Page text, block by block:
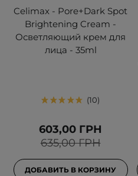
Celimax - Pore+Dark Spot
Brightening Cream -
Осветляющий крем для
лица - 35ml
10
635,00 ГРН
603,00 ГРН
ДОБАВИТЬ В КОРЗИНУ